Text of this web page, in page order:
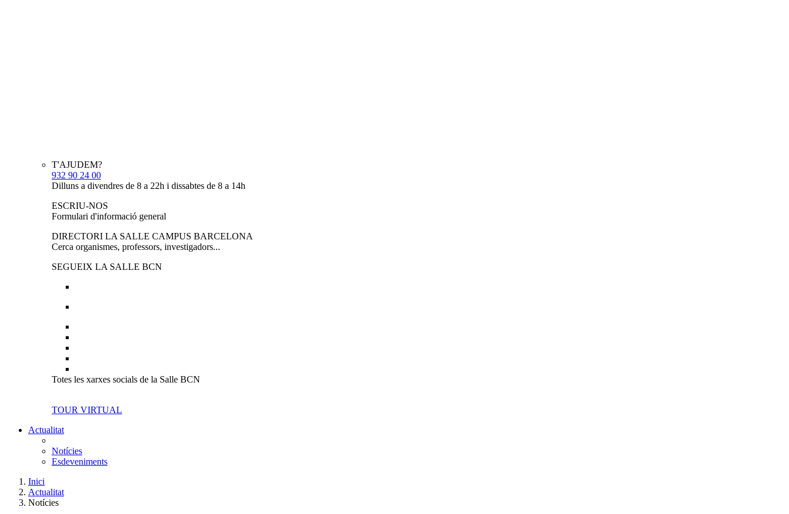
T'AJUDEM?
932 90 24 00
Dilluns a divendres de 8 a 22h i dissabtes de 8 a 14h
ESCRIU-NOS
Formulari d'informació general
DIRECTORI LA SALLE CAMPUS BARCELONA
Cerca organismes, professors, investigadors...
SEGUEIX LA SALLE BCN
Totes les xarxes socials de la Salle BCN
TOUR VIRTUAL
Actualitat
Notícies
Esdeveniments
Inici
Actualitat
Notícies